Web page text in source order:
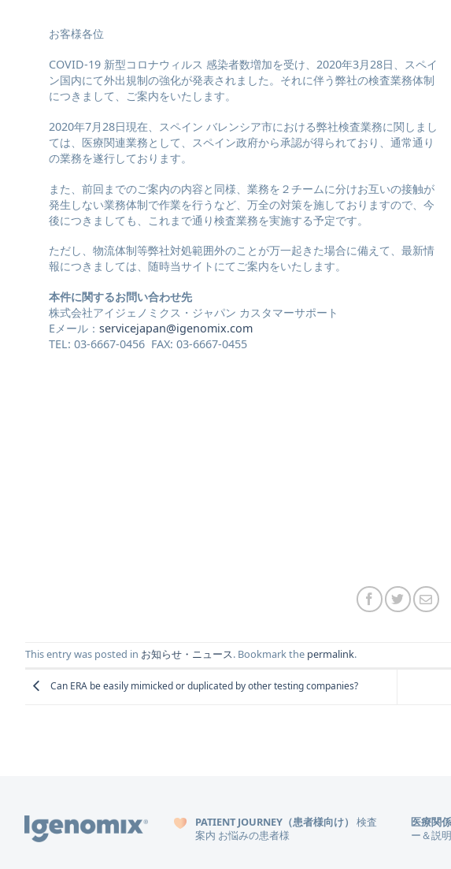
お客様各位
COVID-19 新型コロナウィルス 感染者数増加を受け、2020年3月28日、スペイ
ン国内にて外出規制の強化が発表されました。それに伴う弊社の検査業務体制
につきまして、ご案内をいたします。
2020年7月28日現在、スペイン バレンシア市における弊社検査業務に関しまし
ては、医療関連業務として、スペイン政府から承認が得られており、通常通り
の業務を遂行しております。
また、前回までのご案内の内容と同様、業務を２チームに分けお互いの接触が
発生しない業務体制で作業を行うなど、万全の対策を施しておりますので、今
後につきましても、これまで通り検査業務を実施する予定です。
ただし、物流体制等弊社対処範囲外のことが万一起きた場合に備えて、最新情
報につきましては、随時当サイトにてご案内をいたします。
本件に関するお問い合わせ先
株式会社アイジェノミクス・ジャパン カスタマーサポート
Eメール： servicejapan@igenomix.com
TEL: 03-6667-0456 FAX: 03-6667-0455
This entry was posted in お知らせ・ニュース. Bookmark the permalink.
Can ERA be easily mimicked or duplicated by other testing companies?
PATIENT JOURNEY（患者様向け）
検査
案内 お悩みの患者様
医療関
ー＆説